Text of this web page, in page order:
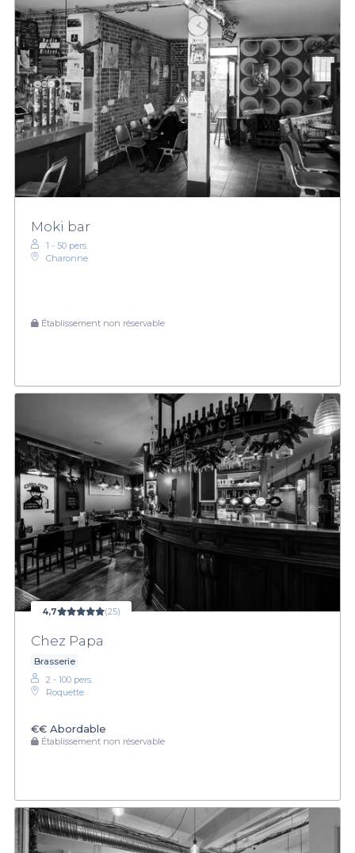
Moki bar
1 - 50 pers.
Charonne
Établissement non réservable
4,7 (25)
Chez Papa
Brasserie
2 - 100 pers.
Roquette
€€ Abordable
Établissement non réservable